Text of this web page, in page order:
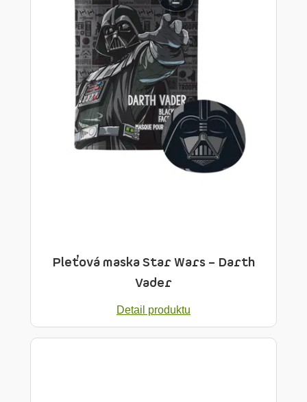
Pleťová maska Star Wars – Darth
Vader
Detail produktu